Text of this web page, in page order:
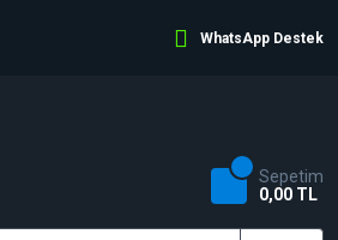
WhatsApp Destek
Sepetim
0,00 TL